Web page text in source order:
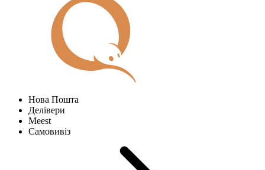
Нова Пошта
Делівери
Meest
Самовивіз